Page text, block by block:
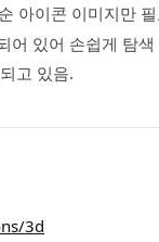
아이콘 이미지만
어 있어 손쉽게 탐색
고 있음.
3d